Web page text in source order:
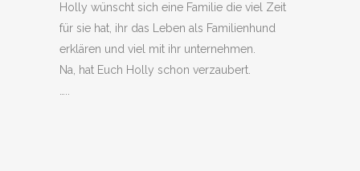
Holly wünscht sich eine Familie die viel Zeit
für sie hat, ihr das Leben als Familienhund
erklären und viel mit ihr unternehmen.
Na, hat Euch Holly schon verzaubert.
…..